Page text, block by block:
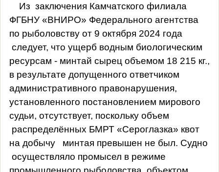
Из заключения Камчатского филиала
ФГБНУ «ВНИРО» Федерального агентства
по рыболовству от 9 октября 2024 года
следует, что ущерб водным биологическим
ресурсам - минтай сырец объемом 18 215 кг.,
в результате допущенного ответчиком
административного правонарушения,
установленного постановлением мирового
судьи, отсутствует, поскольку объем
распределённых БМРТ «Сероглазка» квот
на добычу
минтая превышен не был. Судно
осуществляло промысел в режиме